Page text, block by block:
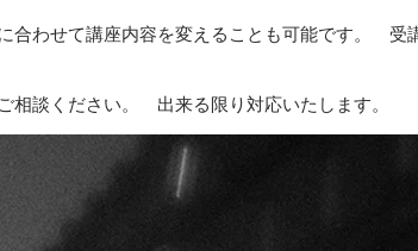
合わせて講座内容を変えることも可能です。 受
相談ください。 出来る限り対応いたします。